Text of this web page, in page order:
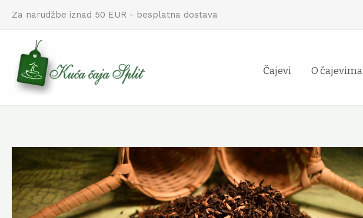
content
Za narudžbe iznad 50 EUR - besplatna dostava
Čajevi O čajevima